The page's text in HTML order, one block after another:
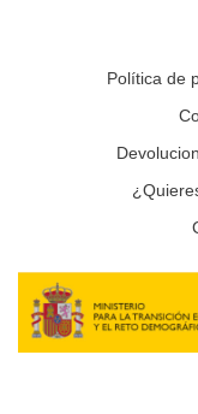
Política de